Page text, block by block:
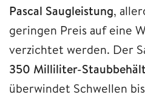
Pascal Saugleistung,
geringen Preis auf eine
verzichtet werden. Der
350 Milliliter-
überwindet Schwellen